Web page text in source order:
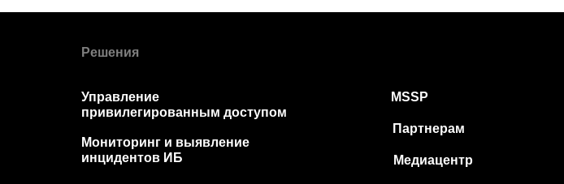
Мониторинг и выявление
инцидентов ИБ
Управление
привилегированным доступом
Решения
MSSP
Партнерам
Медиацентр